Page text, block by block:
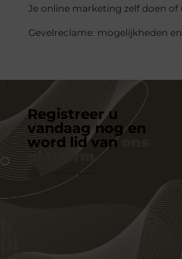
Je online marketing zelf doen of
Gevelreclame: mogelijkheden
Registreer u
vandaag nog en
word lid van
platform